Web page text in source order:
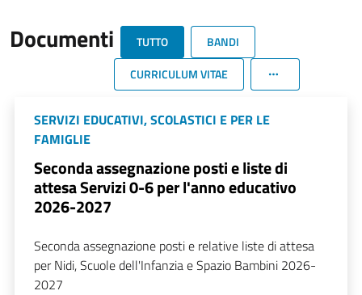
Documenti TUTTO
BANDI
CURRICULUM VITAE
SERVIZI EDUCATIVI, SCOLASTICI E PER LE
FAMIGLIE
Seconda assegnazione posti e liste di
attesa Servizi 0-6 per l'anno educativo
2026-2027
Seconda assegnazione posti e relative liste di attesa
per Nidi, Scuole dell'Infanzia e Spazio Bambini 2026-
2027